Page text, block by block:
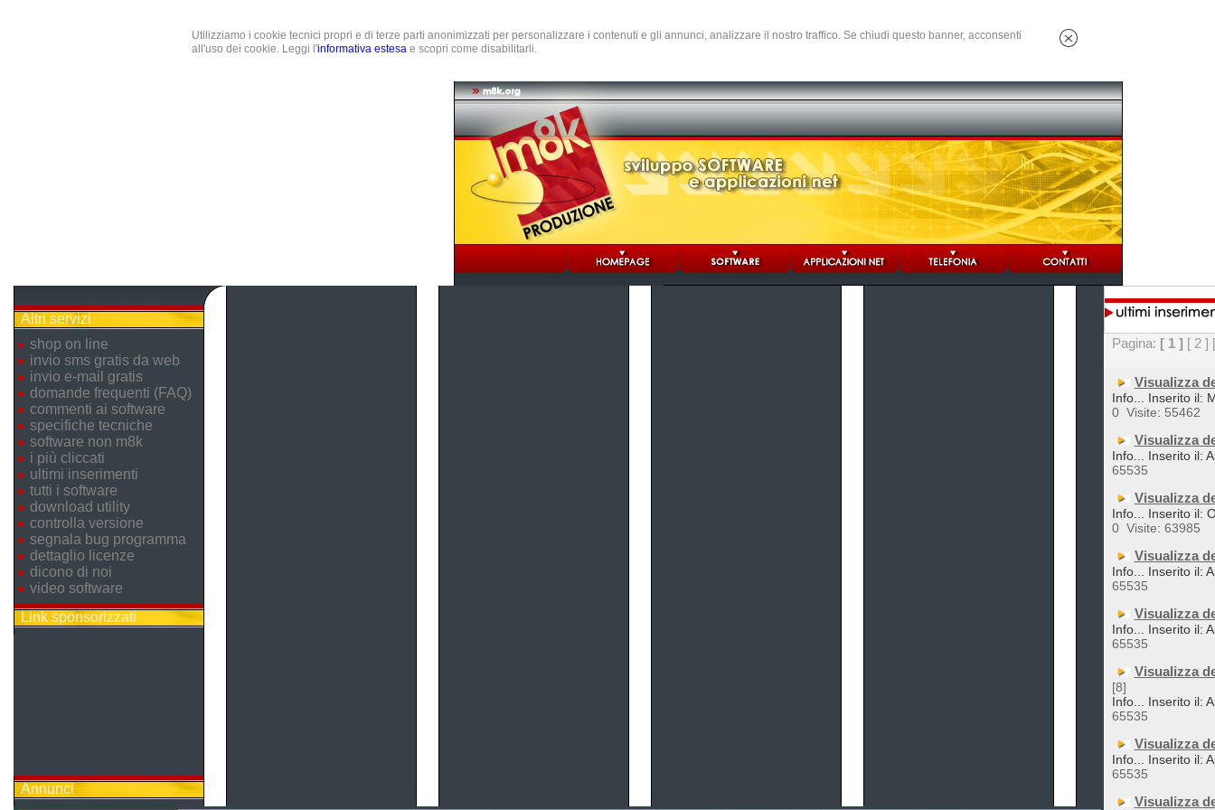
Utilizziamo i cookie tecnici propri e di terze parti anonimizzati per personalizzare i contenuti e gli annunci, analizzare il nostro traffico. Se chiudi questo banner, acconsenti
all'uso dei cookie. Leggi l'informativa estesa e scopri come disabilitarli.
Altri servizi
shop on line
invio sms gratis da web
invio e-mail gratis
domande frequenti (FAQ)
commenti ai software
specifiche tecniche
software non m8k
i più cliccati
ultimi inserimenti
tutti i software
download utility
controlla versione
segnala bug programma
dettaglio licenze
dicono di noi
video software
Link sponsorizzati
Annunci
Pagina: [ 1 ] [ 2 ]
Visualizza
Info... Inserito il:
0 Visite: 55462
Visualizza
Info... Inserito il:
65535
Visualizza
Info... Inserito il:
0 Visite: 63985
Visualizza
Info... Inserito il:
65535
Visualizza
Info... Inserito il:
65535
Visualizza
[8]
Info... Inserito il:
65535
Visualizza
Info... Inserito il:
65535
Visualizza